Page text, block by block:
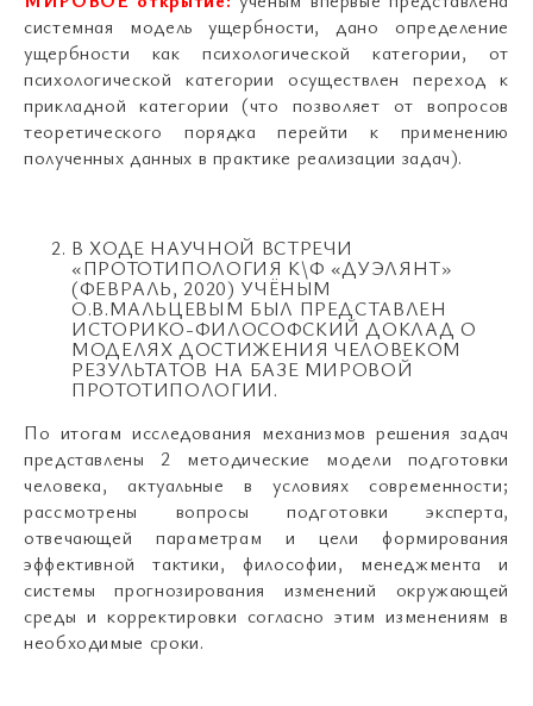
системная модель ущербности, дано определение
ущербности как психологической категории, от
психологической категории осуществлен переход к
прикладной категории (что позволяет от вопросов
теоретического порядка перейти к применению
полученных данных в практике реализации задач).
В ХОДЕ НАУЧНОЙ ВСТРЕЧИ
«ПРОТОТИПОЛОГИЯ К\Ф «ДУЭЛЯНТ»
(ФЕВРАЛЬ, 2020) УЧЁНЫМ
О.В.МАЛЬЦЕВЫМ БЫЛ ПРЕДСТАВЛЕН
ИСТОРИКО-ФИЛОСОФСКИЙ ДОКЛАД О
МОДЕЛЯХ ДОСТИЖЕНИЯ ЧЕЛОВЕКОМ
РЕЗУЛЬТАТОВ НА БАЗЕ МИРОВОЙ
ПРОТОТИПОЛОГИИ.
По итогам исследования механизмов решения задач
представлены 2 методические модели подготовки
человека, актуальные в условиях современности;
рассмотрены вопросы подготовки эксперта,
отвечающей параметрам и цели формирования
эффективной тактики, философии, менеджмента и
системы прогнозирования изменений окружающей
среды и корректировки согласно этим изменениям в
необходимые сроки.